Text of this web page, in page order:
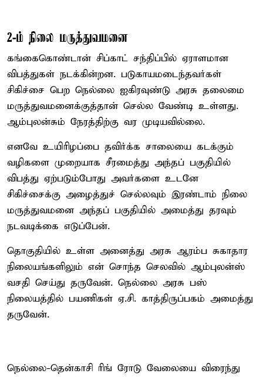
2-ம் நிலை மருத்துவமனை
கங்கைகொண்டான் சிப்காட் சந்திப்பில் ஏராளமான
விபத்துகள் நடக்கின்றன. படுகாயமடைந்தவர்கள்
சிகிச்சை பெற நெல்லை ஐகிரவுண்டு அரசு தலைமை
மருத்துவமனைக்குத்தான் செல்ல வேண்டி உள்ளது.
ஆம்புலன்சும் நேரத்திற்கு வர முடியவில்லை.
எனவே உயிரிழப்பை தவிர்க்க சாலையை கடக்கும்
வழிகளை முறையாக சீரமைத்து அந்தப் பகுதியில்
விபத்து ஏற்படும்போது அவர்களை உடனே
சிகிச்சைக்கு அழைத்துச் செல்லவும் இரண்டாம் நிலை
மருத்துவமனை அந்தப் பகுதியில் அமைத்து தரவும்
நடவடிக்கை எடுப்பேன்.
தொகுதியில் உள்ள அனைத்து அரசு ஆரம்ப சுகாதார
நிலையங்களிலும் என் சொந்த செலவில் ஆம்புலன்ஸ்
வசதி செய்து தருவேன். நெல்லை அரசு பஸ்
நிலையத்தில் பயணிகள் ஏ.சி. காத்திருப்பகம் அமைத்து
தருவேன்.
நெல்லை-தென்காசி ரிங் ரோடு வேலையை விரைந்து